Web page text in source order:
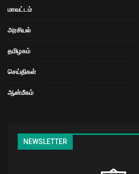
மாவட்டம்
அரசியல்
தமிழகம்
செய்திகள்
ஆன்மீகம்
NEWSLETTER